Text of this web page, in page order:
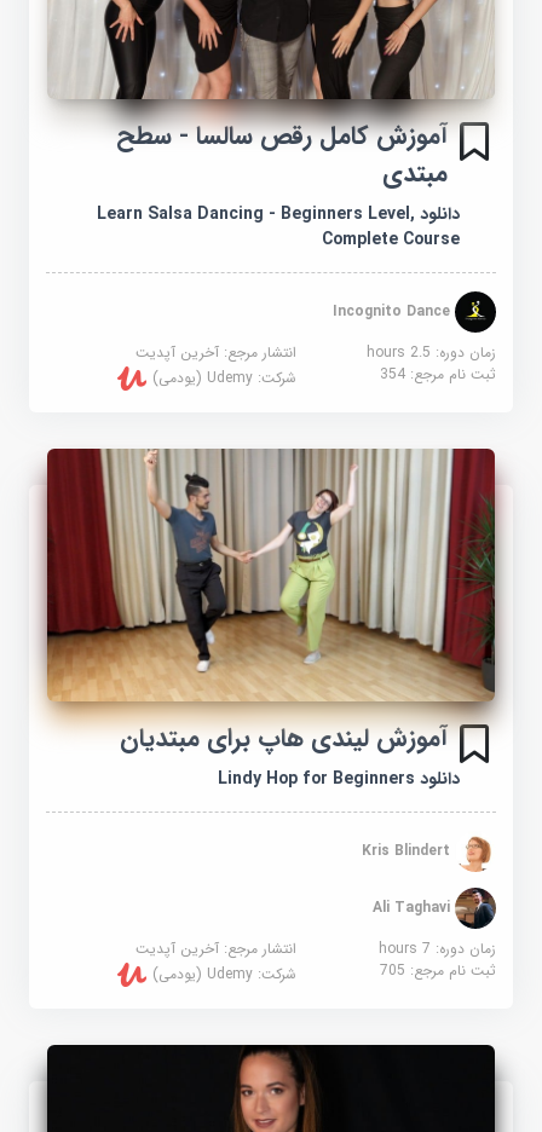
آموزش کامل رقص سالسا - سطح
مبتدی
دانلود Learn Salsa Dancing - Beginners Level,
Complete Course
Incognito Dance
زمان دوره: 2.5 hours
انتشار مرجع:آخرین آپدیت
ثبت نام مرجع:354 شرکت:Udemy (یودمی)
آموزش لیندی هاپ برای مبتدیان
دانلود Lindy Hop for Beginners
Kris Blindert
Ali Taghavi
زمان دوره: 7 hours
انتشار مرجع:آخرین آپدیت
ثبت نام مرجع:705 شرکت:Udemy (یودمی)